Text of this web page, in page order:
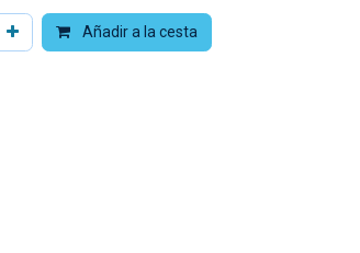
Añadir a la cesta